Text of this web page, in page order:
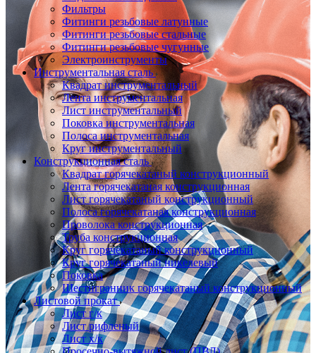
Фильтры
Фитинги резьбовые латунные
Фитинги резьбовые стальные
Фитинги резьбовые чугунные
Электроинструменты
Инструментальная сталь
Квадрат инструментальный
Лента инструментальная
Лист инструментальный
Поковка инструментальная
Полоса инструментальная
Круг инструментальный
Конструкционная сталь
Квадрат горячекатаный конструкционный
Лента горячекатаная конструкционная
Лист горячекатаный конструкционный
Полоса горячекатаная конструкционная
Проволока конструкционная
Труба конструкционная
Круг горячекатаный конструкционный
Круг горячекатаный никелевый
Поковка
Шестигранник горячекатаный конструкционный
Листовой прокат
Лист г/к
Лист рифленый
Лист х/к